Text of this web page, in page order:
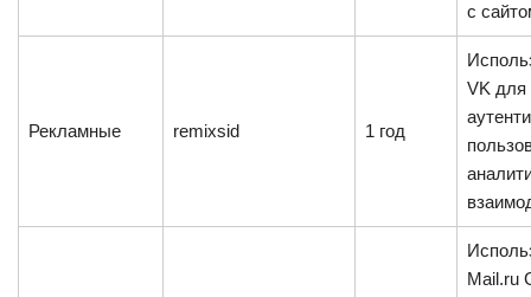
с
Рекламные remixsid 1 год
VK для
Mail.ru